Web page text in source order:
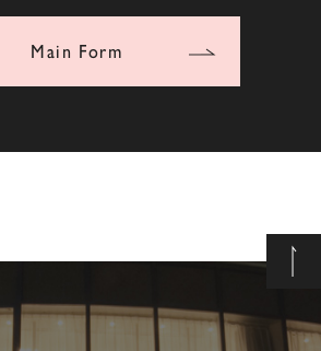
Main Form